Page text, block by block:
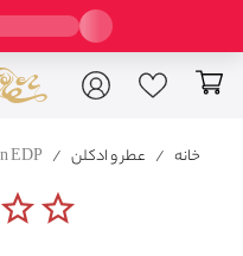
خانه / عطر و ادکلن /
star_borderstar_border